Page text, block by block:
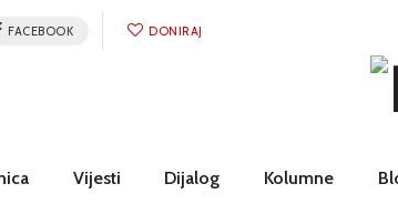
FACEBOOK DONIRAJ
Vijesti Dijalog Kolumne